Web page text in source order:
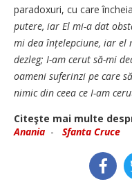
paradoxuri, cu care
putere, iar El mi-a dat
mi dea înțelepciune, iar el
dezleg; I-am cerut să-mi
oameni suferinzi pe care
nimic din ceea ce I-am
Citeşte mai multe
Anania - Sfanta Cruce